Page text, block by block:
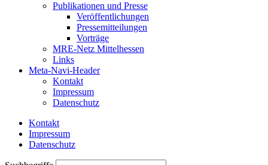
Publikationen und Presse
Veröffentlichungen
Pressemitteilungen
Vorträge
MRE-Netz Mittelhessen
Links
Meta-Navi-Header
Kontakt
Impressum
Datenschutz
Kontakt
Impressum
Datenschutz